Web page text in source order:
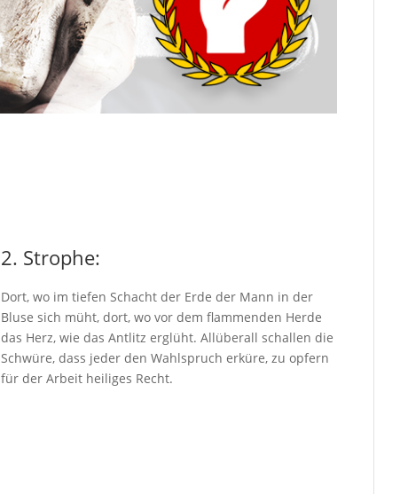
2. Strophe:
Dort, wo im tiefen Schacht der Erde der Mann in der
Bluse sich müht, dort, wo vor dem flammenden Herde
das Herz, wie das Antlitz erglüht. Allüberall schallen die
Schwüre, dass jeder den Wahlspruch erküre, zu opfern
für der Arbeit heiliges Recht.